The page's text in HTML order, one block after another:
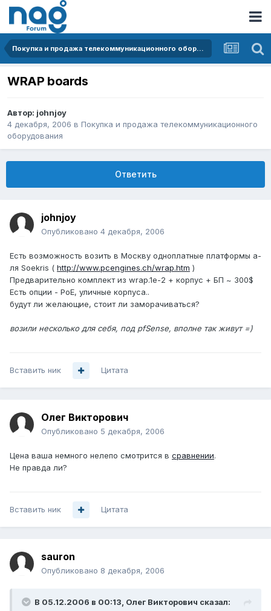
Покупка и продажа телекоммуникационного оборудования
WRAP boards
Автор: johnjoy
4 декабря, 2006 в Покупка и продажа телекоммуникационного
оборудования
Ответить
johnjoy
Опубликовано 4 декабря, 2006
Есть возможность возить в Москву одноплатные платформы а-
ля Soekris ( http://www.pcengines.ch/wrap.htm )
Предварительно комплект из wrap.1e-2 + корпус + БП ~ 300$
Есть опции - PoE, уличные корпуса..
будут ли желающие, стоит ли заморачиваться?
возили несколько для себя, под pfSense, вполне так живут =)
Вставить ник Цитата
Олег Викторович
Опубликовано 5 декабря, 2006
Цена ваша немного нелепо смотрится в сравнении.
Не правда ли?
Вставить ник Цитата
sauron
Опубликовано 8 декабря, 2006
В 05.12.2006 в 00:13, Олег Викторович сказал: